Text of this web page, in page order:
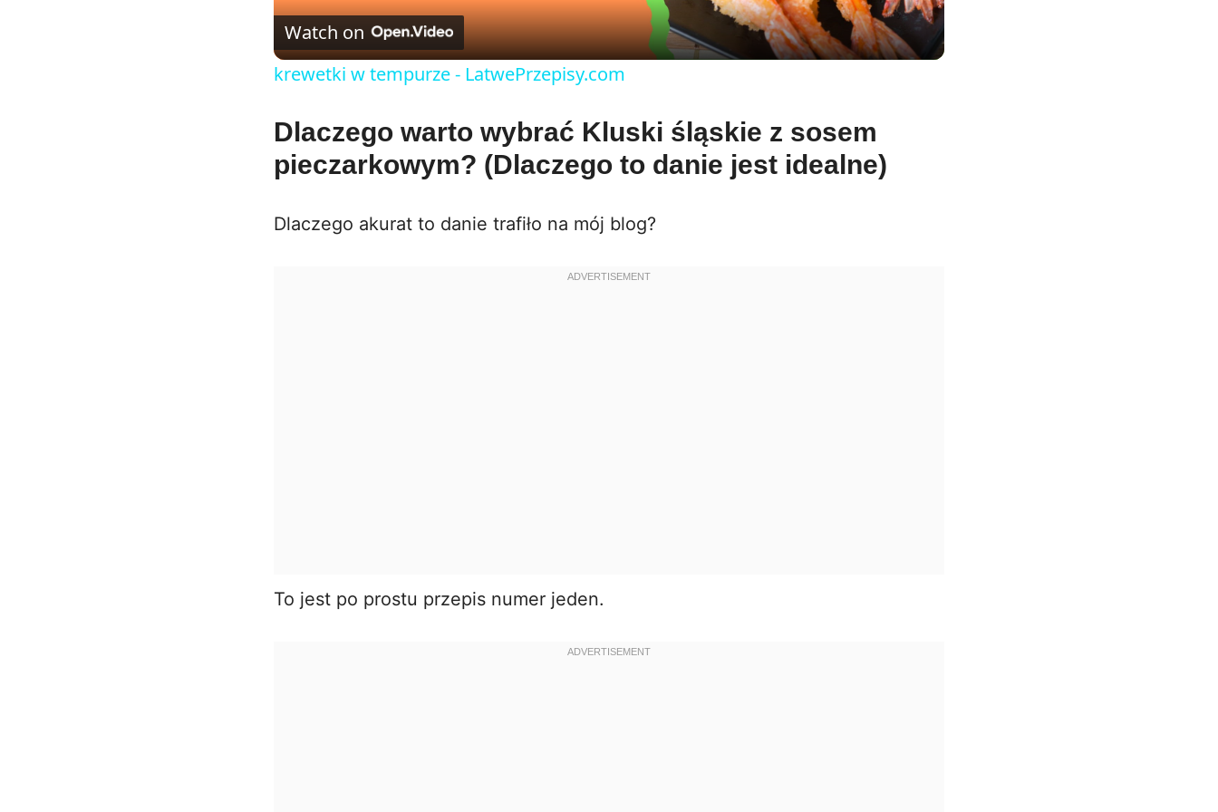
a
y
i
d
e
Watch on
krewetki w tempurze - LatwePrzepisy.com
Dlaczego warto wybrać Kluski śląskie z sosem
pieczarkowym? (Dlaczego to danie jest idealne)
Dlaczego akurat to danie trafiło na mój blog?
To jest po prostu przepis numer jeden.